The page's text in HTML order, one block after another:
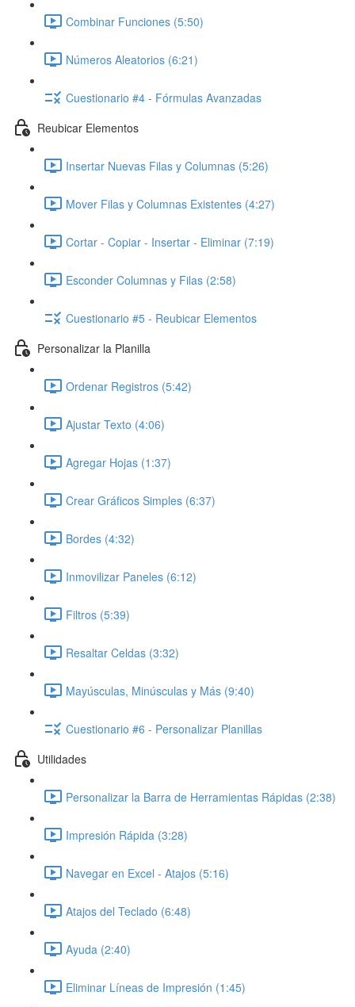
Combinar Funciones (5:50)
Números Aleatorios (6:21)
Cuestionario #4 - Fórmulas Avanzadas
Reubicar Elementos
Insertar Nuevas Filas y Columnas (5:26)
Mover Filas y Columnas Existentes (4:27)
Cortar - Copiar - Insertar - Eliminar (7:19)
Esconder Columnas y Filas (2:58)
Cuestionario #5 - Reubicar Elementos
Personalizar la Planilla
Ordenar Registros (5:42)
Ajustar Texto (4:06)
Agregar Hojas (1:37)
Crear Gráficos Simples (6:37)
Bordes (4:32)
Inmovilizar Paneles (6:12)
Filtros (5:39)
Resaltar Celdas (3:32)
Mayúsculas, Minúsculas y Más (9:40)
Cuestionario #6 - Personalizar Planillas
Utilidades
Personalizar la Barra de Herramientas Rápidas (2:38)
Impresión Rápida (3:28)
Navegar en Excel - Atajos (5:16)
Atajos del Teclado (6:48)
Ayuda (2:40)
Eliminar Líneas de Impresión (1:45)